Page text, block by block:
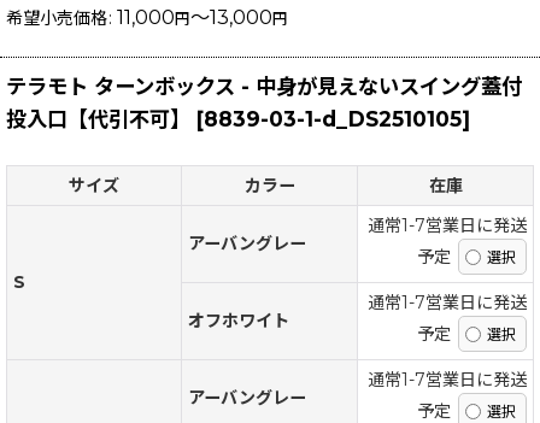
希望小売価格: 11,000円～13,000円
テラモト ターンボックス - 中身が見えないスイング蓋付
投入口【代引不可】
[8839-03-1-d_DS2510105]
サイズ カラー 在庫
S
アーバングレー
通常1-7営業日に発送
予定
オフホワイト
通常1-7営業日に発送
予定
アーバングレー
通常1-7営業日に発送
予定